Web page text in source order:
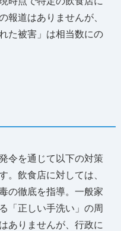
報道はありませんが、
た被害」は相当数にの
令を通じて以下の対策
。飲食店に対しては、
の徹底を指導。一般家
「正しい手洗い」の周
ありませんが、行政に